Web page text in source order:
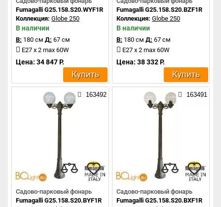
Fumagalli G25.158.S20.WYF1R
Коллекция: Globe 250
В наличии
В: 180 см Д: 67 см
E27 x 2 max 60W
Цена: 34 847 Р.
Купить
Fumagalli G25.158.S20.BZF1R
Коллекция: Globe 250
В наличии
В: 180 см Д: 67 см
E27 x 2 max 60W
Цена: 38 332 Р.
Купить
163492
Садово-парковый фонарь
Fumagalli G25.158.S20.BYF1R
163491
Садово-парковый фонарь
Fumagalli G25.158.S20.BXF1R